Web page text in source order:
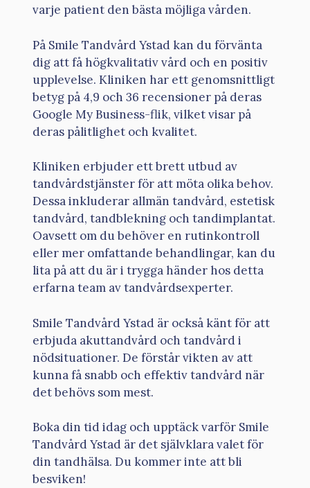
varje patient den bästa möjliga vården.
På Smile Tandvård Ystad kan du förvänta
dig att få högkvalitativ vård och en positiv
upplevelse. Kliniken har ett genomsnittligt
betyg på 4,9 och 36 recensioner på deras
Google My Business-flik, vilket visar på
deras pålitlighet och kvalitet.
Kliniken erbjuder ett brett utbud av
tandvårdstjänster för att möta olika behov.
Dessa inkluderar allmän tandvård, estetisk
tandvård, tandblekning och tandimplantat.
Oavsett om du behöver en rutinkontroll
eller mer omfattande behandlingar, kan du
lita på att du är i trygga händer hos detta
erfarna team av tandvårdsexperter.
Smile Tandvård Ystad är också känt för att
erbjuda akuttandvård och tandvård i
nödsituationer. De förstår vikten av att
kunna få snabb och effektiv tandvård när
det behövs som mest.
Boka din tid idag och upptäck varför Smile
Tandvård Ystad är det självklara valet för
din tandhälsa. Du kommer inte att bli
besviken!